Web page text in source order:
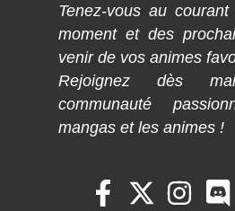
Tenez-vous au
moment et des
venir de vos animes
Rejoignez dès
communauté
mangas et les animes !